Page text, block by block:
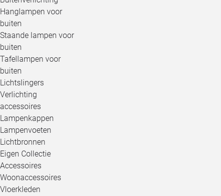
Hanglampen voor
buiten
Staande lampen voor
buiten
Tafellampen voor
buiten
Lichtslingers
Verlichting
accessoires
Lampenkappen
Lampenvoeten
Lichtbronnen
Eigen Collectie
Accessoires
Woonaccessoires
Vloerkleden